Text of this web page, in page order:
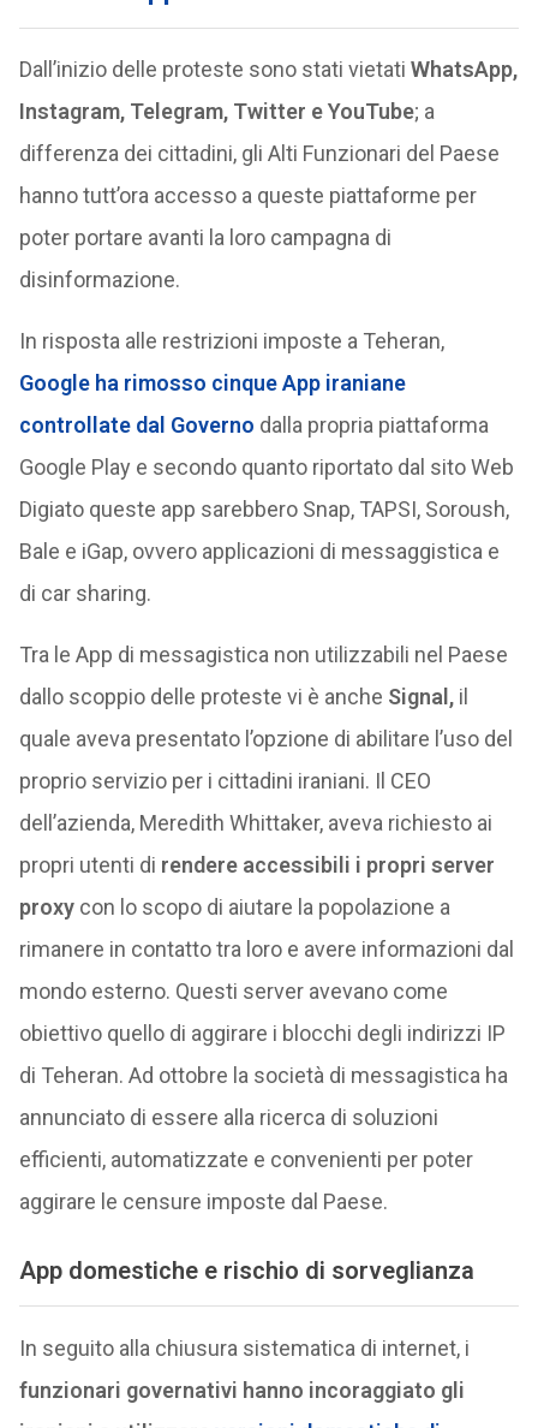
Dall’inizio delle proteste sono stati vietati WhatsApp,
Instagram, Telegram, Twitter e YouTube; a
differenza dei cittadini, gli Alti Funzionari del Paese
hanno tutt’ora accesso a queste piattaforme per
poter portare avanti la loro campagna di
disinformazione.
In risposta alle restrizioni imposte a Teheran,
Google ha rimosso cinque App iraniane
controllate dal Governo dalla propria piattaforma
Google Play e secondo quanto riportato dal sito Web
Digiato queste app sarebbero Snap, TAPSI, Soroush,
Bale e iGap, ovvero applicazioni di messaggistica e
di car sharing.
Tra le App di messagistica non utilizzabili nel Paese
dallo scoppio delle proteste vi è anche Signal,il
quale aveva presentato l’opzione di abilitare l’uso del
proprio servizio per i cittadini iraniani. Il CEO
dell’azienda, Meredith Whittaker, aveva richiesto ai
propri utenti di rendere accessibili i propri server
proxycon lo scopo di aiutare la popolazione a
rimanere in contatto tra loro e avere informazioni dal
mondo esterno. Questi server avevano come
obiettivo quello di aggirare i blocchi degli indirizzi IP
di Teheran. Ad ottobre la società di messagistica ha
annunciato di essere alla ricerca di soluzioni
efficienti, automatizzate e convenienti per poter
aggirare le censure imposte dal Paese.
App domestiche e rischio di sorveglianza
In seguito alla chiusura sistematica di internet, i
funzionari governativi hanno incoraggiato gli